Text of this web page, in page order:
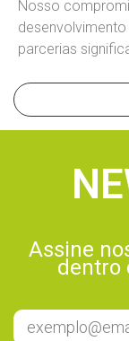
Nosso
parcerias
Assine
dentro